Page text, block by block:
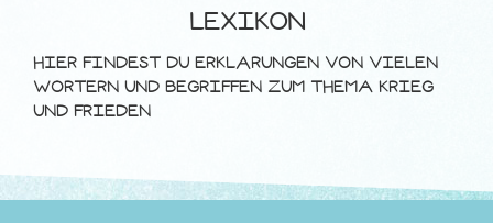
LEXIKON
HIER FINDEST DU ERKLÄRUNGEN VON VIELEN
WÖRTERN UND BEGRIFFEN ZUM THEMA KRIEG
UND FRIEDEN